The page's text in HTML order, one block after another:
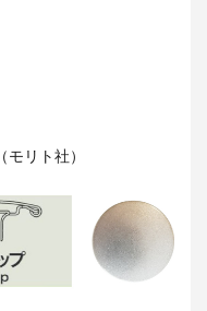
リト社）